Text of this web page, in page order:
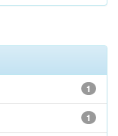
1
1